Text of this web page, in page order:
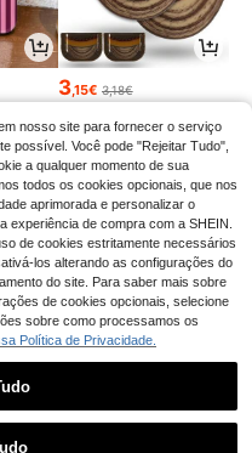
1
3,15€ 3,18€
3
nosso site para fornecer o serviço
possível. Você pode "Rejeitar Tudo",
a qualquer momento de sua
todos os cookies opcionais, que nos
aprimorada e personalizar o
experiência de compra com a SHEIN.
de cookies estritamente necessários
los alterando as configurações do
do site. Para saber mais sobre
de cookies opcionais, selecione
sobre como processamos os
Política de Privacidade.